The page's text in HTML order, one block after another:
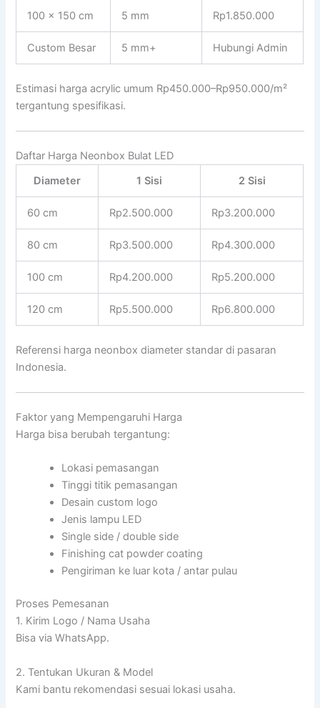
100 x 150 cm 5 mm Rp1.850.000
Custom Besar 5 mm+ Hubungi Admin
Estimasi harga acrylic umum Rp450.000–Rp950.000/m²
tergantung spesifikasi.
Daftar Harga Neonbox Bulat LED
Diameter
1 Sisi 2 Sisi
60 cm Rp2.500.000 Rp3.200.000
80 cm Rp3.500.000 Rp4.300.000
100 cm Rp4.200.000 Rp5.200.000
120 cm Rp5.500.000 Rp6.800.000
Referensi harga neonbox diameter standar di pasaran
Indonesia.
Faktor yang Mempengaruhi Harga
Harga bisa berubah tergantung:
Lokasi pemasangan
Tinggi titik pemasangan
Desain custom logo
Jenis lampu LED
Single side / double side
Finishing cat powder coating
Pengiriman ke luar kota / antar pulau
Proses Pemesanan
1. Kirim Logo / Nama Usaha
Bisa via WhatsApp.
2. Tentukan Ukuran & Model
Kami bantu rekomendasi sesuai lokasi usaha.